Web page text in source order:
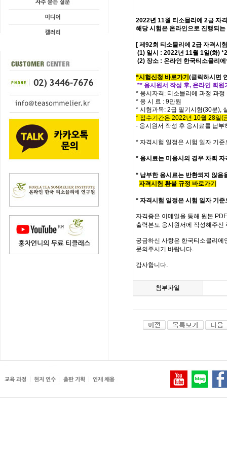
2022년 11월 티소믈리에 2급 자
해당 시험은 온라인으로 진행되
[ 제92회 티소믈리에 2급 자격시
(1) 일시 : 2022년 11월 1일(화)
(2) 장소 : 온라인 한국티소믈리
*시험신청 바로가기 (클릭하시면
** 응시원서 작성 후, 온라인 회
* 응시자격: 티소믈리에 과정 과
* 응 시 료 : 9만원
* 시험과목: 2급 필기시험(30분),
* 접수기간은 2022년 10월 28일(
- 응시원서 작성 후 응시료를 납
* 자격시험 일정은 시험 일자 기
* 응시료는 미응시의 경우 차회
* 납부한 응시료는 반환되지 않
자격시험 환불 규정 바로가기
* 자격시험 일정은 시험 일자 기준
자격증은 이메일을 통해 원본
출력본도 응시원서에 작성해주신
궁금하신 사항은 한국티소믈리
문의주시기 바랍니다.
감사합니다.
첨부파일